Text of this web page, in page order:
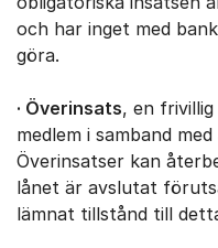
och har inget med
göra.
· Överinsats, en
medlem i samband
Överinsatser kan
lånet är avslutat
lämnat tillstånd till